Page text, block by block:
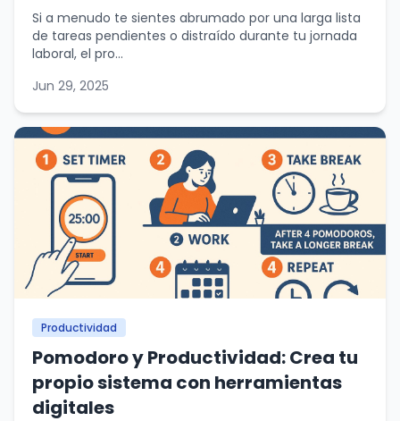
Si a menudo te sientes abrumado por una larga lista
de tareas pendientes o distraído durante tu jornada
laboral, el pro...
Jun 29, 2025
Productividad
Pomodoro y Productividad: Crea tu
propio sistema con herramientas
digitales